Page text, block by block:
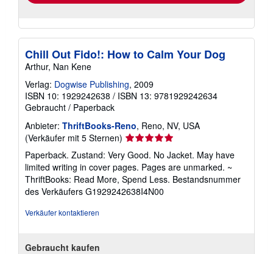
Chill Out Fido!: How to Calm Your Dog
Arthur, Nan Kene
Verlag: Dogwise Publishing, 2009
ISBN 10: 1929242638 / ISBN 13: 9781929242634
Gebraucht / Paperback
Anbieter: ThriftBooks-Reno, Reno, NV, USA
(Verkäufer mit 5 Sternen) Verkäuferbewertung
von
5
Sternen
Paperback. Zustand: Very Good. No Jacket. May have
limited writing in cover pages. Pages are unmarked. ~
ThriftBooks: Read More, Spend Less. Bestandsnummer
des Verkäufers G1929242638I4N00
Verkäufer kontaktieren
Gebraucht kaufen